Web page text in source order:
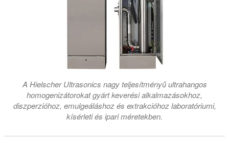
A Hielscher Ultrasonics nagy teljesítményű ultrahangos
homogenizátorokat gyárt keverési alkalmazásokhoz,
diszperzióhoz, emulgeáláshoz és extrakcióhoz laboratóriumi,
kísérleti és ipari méretekben.